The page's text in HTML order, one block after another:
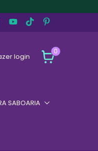
login
0
SABOARIA